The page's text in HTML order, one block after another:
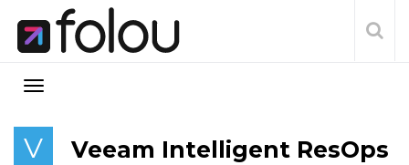
V Veeam Intelligent ResOps